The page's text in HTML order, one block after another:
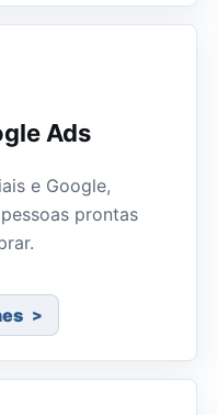
Ads
e Google,
prontas